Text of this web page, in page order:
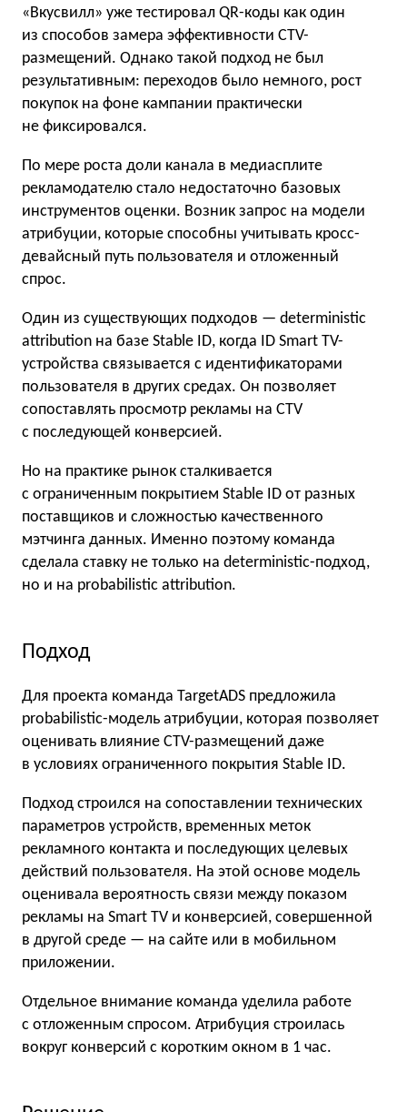
«Вкусвилл» уже тестировал QR-коды как один
из способов замера эффективности CTV-
размещений. Однако такой подход не был
результативным: переходов было немного, рост
покупок на фоне кампании практически
не фиксировался.
По мере роста доли канала в медиасплите
рекламодателю стало недостаточно базовых
инструментов оценки. Возник запрос на модели
атрибуции, которые способны учитывать кросс-
девайсный путь пользователя и отложенный
спрос.
Один из существующих подходов — deterministic
attribution на базе Stable ID, когда ID Smart TV-
устройства связывается с идентификаторами
пользователя в других средах. Он позволяет
сопоставлять просмотр рекламы на CTV
с последующей конверсией.
Но на практике рынок сталкивается
с ограниченным покрытием Stable ID от разных
поставщиков и сложностью качественного
мэтчинга данных. Именно поэтому команда
сделала ставку не только на deterministic-подход,
но и на probabilistic attribution.
Подход
Для проекта команда TargetADS предложила
probabilistic-модель атрибуции, которая позволяет
оценивать влияние CTV-размещений даже
в условиях ограниченного покрытия Stable ID.
Подход строился на сопоставлении технических
параметров устройств, временных меток
рекламного контакта и последующих целевых
действий пользователя. На этой основе модель
оценивала вероятность связи между показом
рекламы на Smart TV и конверсией, совершенной
в другой среде — на сайте или в мобильном
приложении.
Отдельное внимание команда уделила работе
с отложенным спросом. Атрибуция строилась
вокруг конверсий с коротким окном в 1 час.